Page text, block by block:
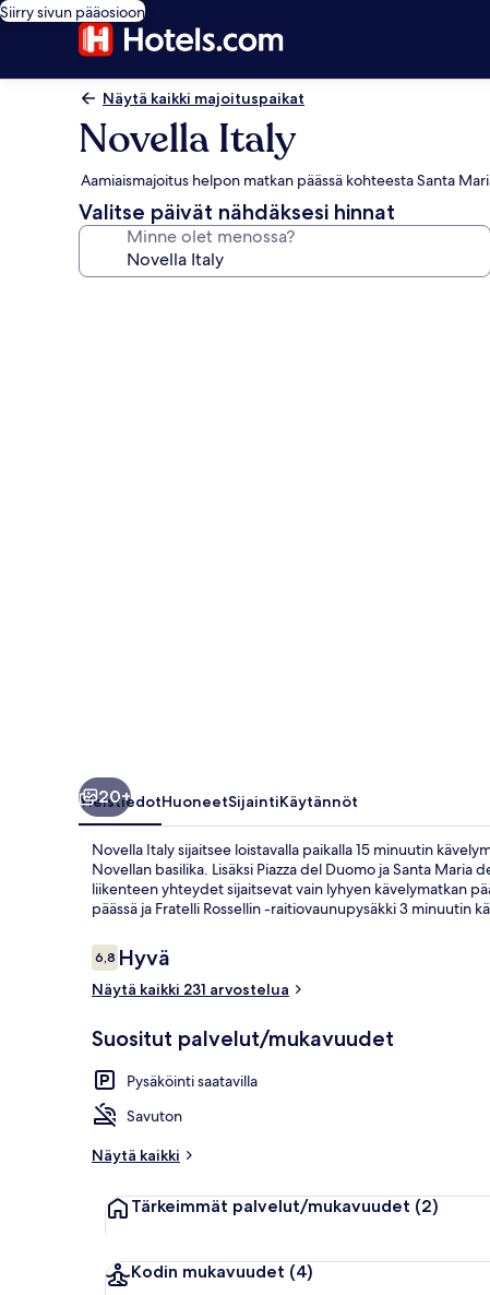
Siirry sivun pääosioon
Näytä kaikki majoituspaikat
Novella Italy
Aamiaismajoitus helpon matkan päässä kohteesta Santa
Valitse päivät nähdäksesi hinnat
Minne olet menossa?
20+
YleistiedotHuoneetSijaintiKäytännöt
Novella Italy sijaitsee loistavalla paikalla 15 minuutin
Novellan basilika. Lisäksi Piazza del Duomo ja Santa
liikenteen yhteydet sijaitsevat vain lyhyen kävelymatkan
päässä ja Fratelli Rossellin -raitiovaunupysäkki 3 minuutin
Arvostelut
6,86,8 kautta 10.
Hyvä
Näytä kaikki 231 arvostelua
Suositut palvelut/mukavuudet
Pysäköinti saatavilla
Savuton
Näytä kaikki
Tärkeimmät palvelut/mukavuudet (2)
Kodin mukavuudet (4)